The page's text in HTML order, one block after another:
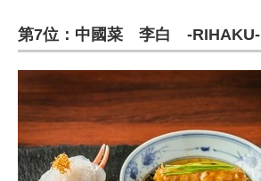
第7位：中國菜 李白 -RIHAKU-